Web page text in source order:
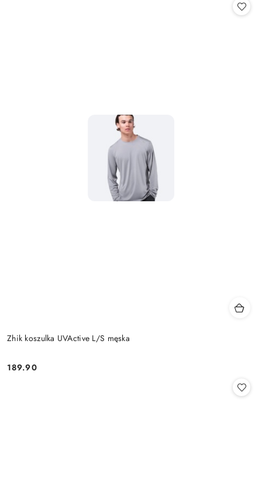
Zhik koszulka UVActive L/S męska
Cena:
189.90